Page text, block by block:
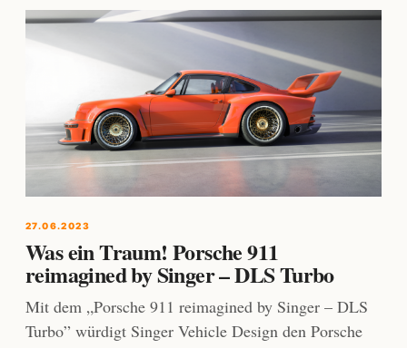
27.06.2023
Was ein Traum! Porsche 911
reimagined by Singer – DLS Turbo
Mit dem „Porsche 911 reimagined by Singer – DLS
Turbo” würdigt Singer Vehicle Design den Porsche